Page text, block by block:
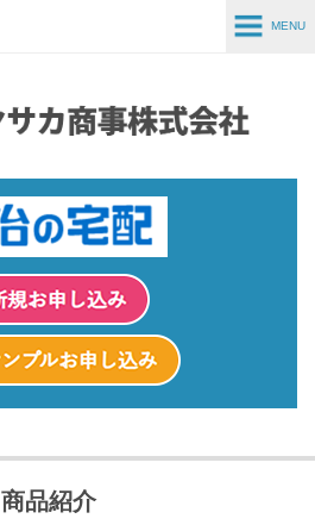
MENU
商品紹介